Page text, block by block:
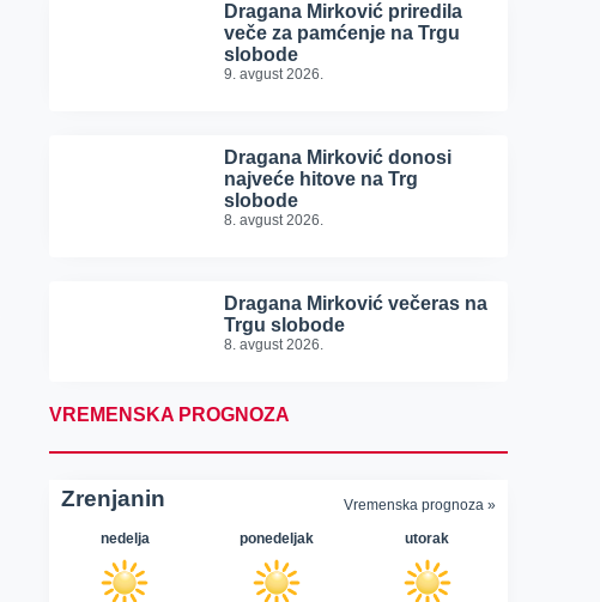
Dragana Mirković priredila
veče za pamćenje na Trgu
slobode
9. avgust 2026.
Dragana Mirković donosi
najveće hitove na Trg
slobode
8. avgust 2026.
Dragana Mirković večeras na
Trgu slobode
8. avgust 2026.
VREMENSKA PROGNOZA